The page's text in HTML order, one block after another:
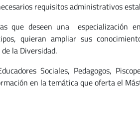
requisitos administrativos
que deseen una especialización
quieran ampliar sus
la Diversidad.
Sociales, Pedagogos,
en la temática que oferta el